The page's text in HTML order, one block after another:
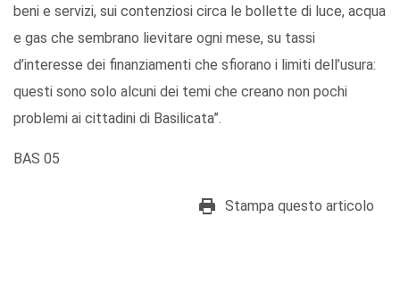
beni e servizi, sui contenziosi circa le bollette di luce, acqua
e gas che sembrano lievitare ogni mese, su tassi
d’interesse dei finanziamenti che sfiorano i limiti dell’usura:
questi sono solo alcuni dei temi che creano non pochi
problemi ai cittadini di Basilicata”.
BAS 05
Stampa questo articolo